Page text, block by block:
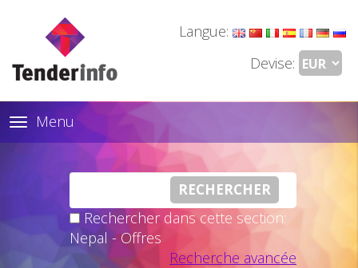
Langue:
Devise:
Toggle
navigation
Menu
Rechercher dans cette section:
Nepal - Offres
Recherche avancée